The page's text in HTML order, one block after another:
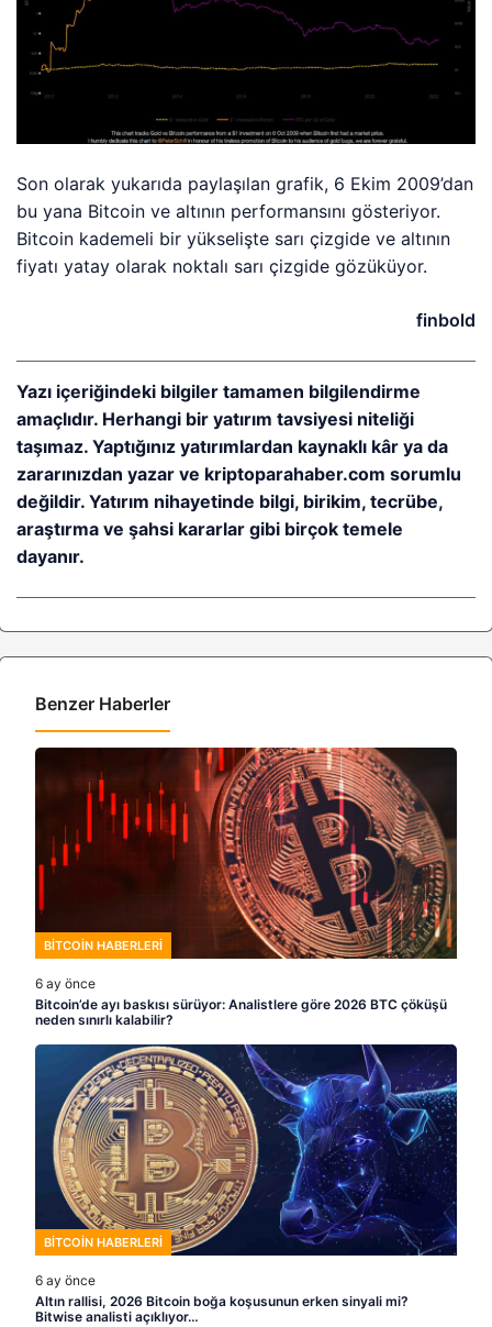
Son olarak yukarıda paylaşılan grafik, 6 Ekim 2009’dan
bu yana Bitcoin ve altının performansını gösteriyor.
Bitcoin kademeli bir yükselişte sarı çizgide ve altının
fiyatı yatay olarak noktalı sarı çizgide gözüküyor.
finbold
Yazı içeriğindeki bilgiler tamamen bilgilendirme
amaçlıdır. Herhangi bir yatırım tavsiyesi niteliği
taşımaz. Yaptığınız yatırımlardan kaynaklı kâr ya da
zararınızdan yazar ve kriptoparahaber.com sorumlu
değildir. Yatırım nihayetinde bilgi, birikim, tecrübe,
araştırma ve şahsi kararlar gibi birçok temele
dayanır.
Benzer Haberler
BITCOIN HABERLERI
6 ay önce
Bitcoin’de ayı baskısı sürüyor: Analistlere göre 2026 BTC çöküşü
neden sınırlı kalabilir?
BITCOIN HABERLERI
6 ay önce
Altın rallisi, 2026 Bitcoin boğa koşusunun erken sinyali mi?
Bitwise analisti açıklıyor…